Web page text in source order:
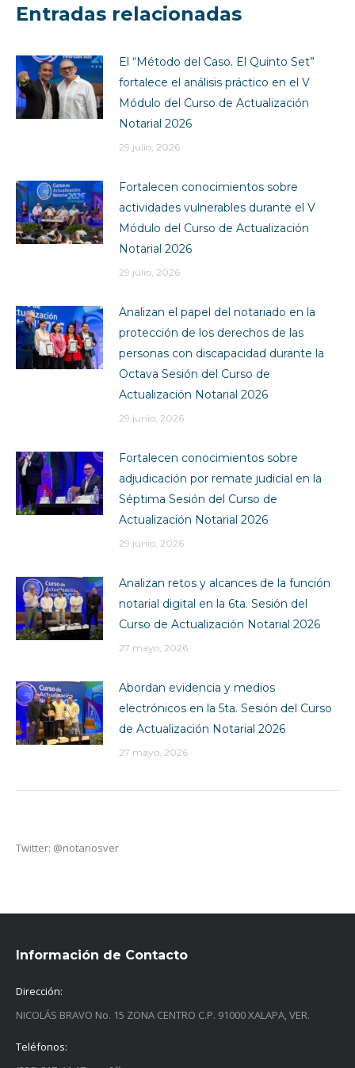
Entradas relacionadas
El “Método del Caso. El Quinto Set”
fortalece el análisis práctico en el V
Módulo del Curso de Actualización
Notarial 2026
29 julio, 2026
Fortalecen conocimientos sobre
actividades vulnerables durante el V
Módulo del Curso de Actualización
Notarial 2026
29 julio, 2026
Analizan el papel del notariado en la
protección de los derechos de las
personas con discapacidad durante la
Octava Sesión del Curso de
Actualización Notarial 2026
29 junio, 2026
Fortalecen conocimientos sobre
adjudicación por remate judicial en la
Séptima Sesión del Curso de
Actualización Notarial 2026
29 junio, 2026
Analizan retos y alcances de la función
notarial digital en la 6ta. Sesión del
Curso de Actualización Notarial 2026
27 mayo, 2026
Abordan evidencia y medios
electrónicos en la 5ta. Sesión del Curso
de Actualización Notarial 2026
27 mayo, 2026
Twitter: @notariosver
Información de Contacto
Dirección:
NICOLÁS BRAVO No. 15 ZONA CENTRO C.P. 91000 XALAPA, VER.
Teléfonos: